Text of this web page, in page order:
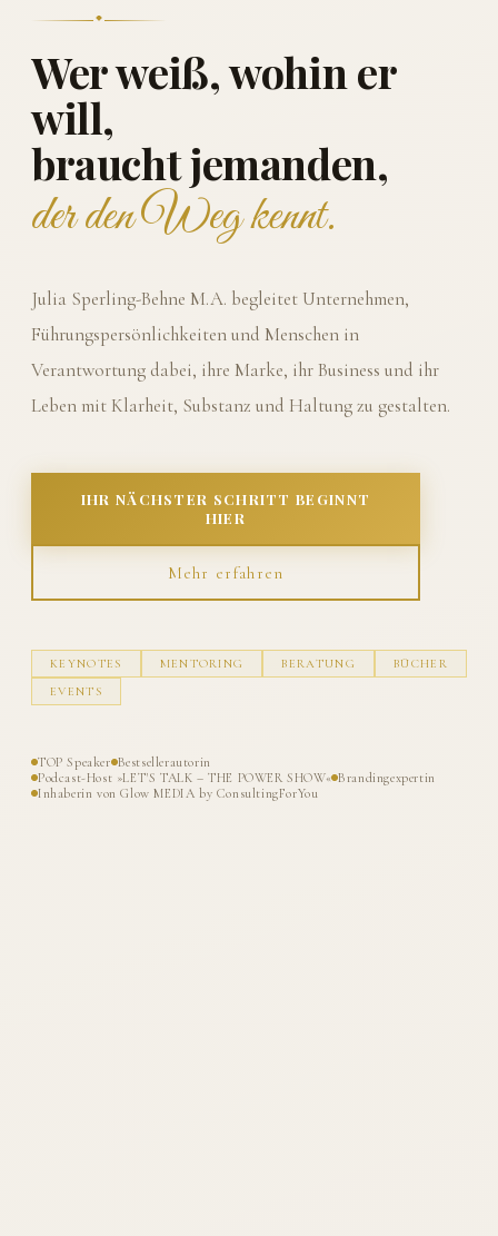
Wer weiß, wohin er
will,
braucht jemanden,
der den Weg kennt.
Julia Sperling-Behne M.A. begleitet Unternehmen,
Führungspersönlichkeiten und Menschen in
Verantwortung dabei, ihre Marke, ihr Business und ihr
Leben mit Klarheit, Substanz und Haltung zu gestalten.
IHR NÄCHSTER SCHRITT BEGINNT
HIER
Mehr erfahren
KEYNOTES MENTORING BERATUNG
BÜCHER
EVENTS
TOP Speaker Bestsellerautorin
Podcast-Host »LET'S TALK – THE POWER SHOW« Brandingexpertin
Inhaberin von Glow MEDIA by ConsultingForYou